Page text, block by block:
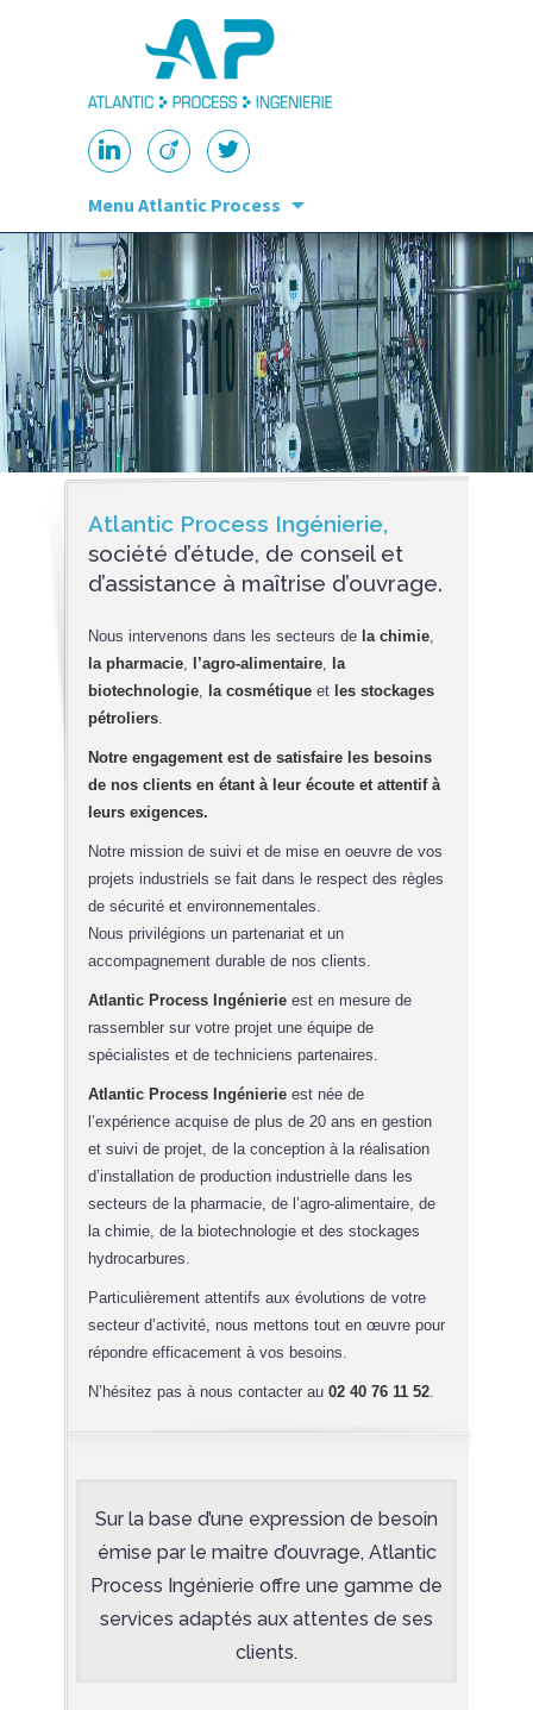
Menu Atlantic Process
Atlantic Process Ingénierie,
société d’étude, de conseil et
d’assistance à maîtrise d’ouvrage.
Nous intervenons dans les secteurs de la chimie,
la pharmacie, l’agro-alimentaire, la
biotechnologie, la cosmétique et les stockages
pétroliers.
Notre engagement est de satisfaire les besoins
de nos clients en étant à leur écoute et attentif à
leurs exigences.
Notre mission de suivi et de mise en oeuvre de vos
projets industriels se fait dans le respect des règles
de sécurité et environnementales.
Nous privilégions un partenariat et un
accompagnement durable de nos clients.
Atlantic Process Ingénierie est en mesure de
rassembler sur votre projet une équipe de
spécialistes et de techniciens partenaires.
Atlantic Process Ingénierie est née de
l’expérience acquise de plus de 20 ans en gestion
et suivi de projet, de la conception à la réalisation
d’installation de production industrielle dans les
secteurs de la pharmacie, de l’agro-alimentaire, de
la chimie, de la biotechnologie et des stockages
hydrocarbures.
Particulièrement attentifs aux évolutions de votre
secteur d’activité, nous mettons tout en œuvre pour
répondre efficacement à vos besoins.
N’hésitez pas à nous contacter au 02 40 76 11 52.
Sur la base d’une expression de besoin
émise par le maitre d’ouvrage, Atlantic
Process Ingénierie offre une gamme de
services adaptés aux attentes de ses
clients.